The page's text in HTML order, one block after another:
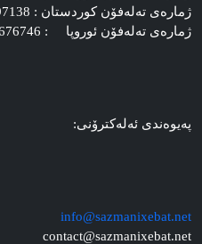
ژماره‌ی ته‌له‌فۆن کوردستان : 07504497138 (00964)
ژماره‌ی ته‌له‌فۆن ئوروپا : 0767676746 (0046)
په‌یوه‌ندی ئه‌له‌کترۆنی:
info@sazmanixebat.net
contact@sazmanixebat.net